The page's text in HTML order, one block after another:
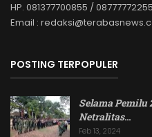
HP. 081377700855 /
Email :
POSTING TERPOPULER
Selama Pemilu
Netralitas…
Feb 13, 2024